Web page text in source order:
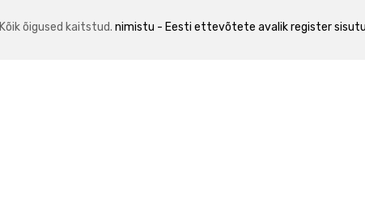
Kõik õigused kaitstud. nimistu - Eesti ettevõtete avalik register